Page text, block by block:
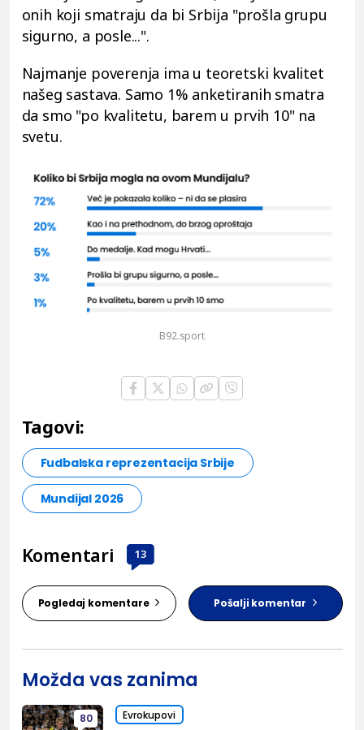
onih koji smatraju da bi Srbija "prošla grupu
sigurno, a posle...".
Najmanje poverenja ima u teoretski kvalitet
našeg sastava. Samo 1% anketiranih smatra
da smo "po kvalitetu, barem u prvih 10" na
svetu.
B92.sport
Tagovi:
Fudbalska reprezentacija Srbije
Mundijal 2026
Komentari 13
Pogledaj komentare Pošalji komentar
Možda vas zanima
80 Evrokupovi